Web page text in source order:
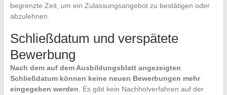
begrenzte Zeit, um ein Zulassungsangebot zu bestätigen oder
abzulehnen.
Schließdatum und verspätete
Bewerbung
Nach dem auf dem Ausbildungsblatt angezeigten
Schließdatum können keine neuen Bewerbungen mehr
eingegeben werden . Es gibt kein Nachholverfahren auf der